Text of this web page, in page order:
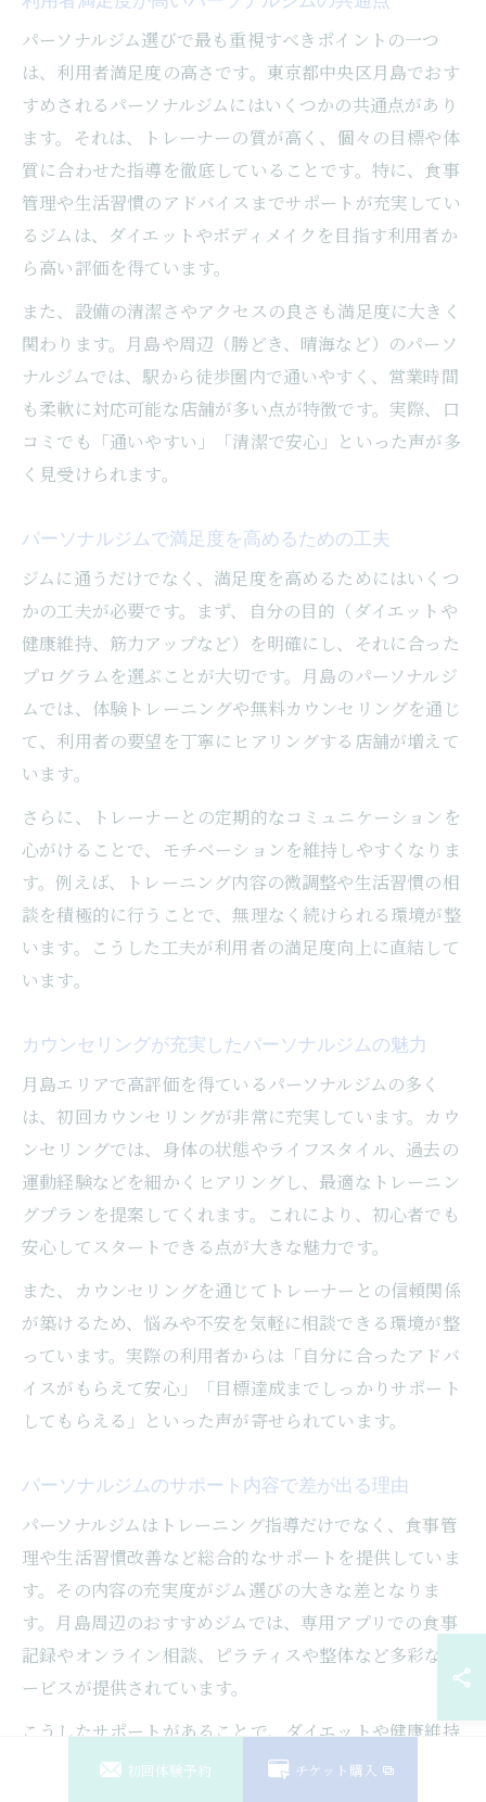
パーソナルジム選びで最も重視すべきポイントの一つ
は、利用者満足度の高さです。東京都中央区月島でおす
すめされるパーソナルジムにはいくつかの共通点があり
ます。それは、トレーナーの質が高く、個々の目標や体
質に合わせた指導を徹底していることです。特に、食事
管理や生活習慣のアドバイスまでサポートが充実してい
るジムは、ダイエットやボディメイクを目指す利用者か
ら高い評価を得ています。
また、設備の清潔さやアクセスの良さも満足度に大きく
関わります。月島や周辺（勝どき、晴海など）のパーソ
ナルジムでは、駅から徒歩圏内で通いやすく、営業時間
も柔軟に対応可能な店舗が多い点が特徴です。実際、口
コミでも「通いやすい」「清潔で安心」といった声が多
く見受けられます。
パーソナルジムで満足度を高めるための工夫
ジムに通うだけでなく、満足度を高めるためにはいくつ
かの工夫が必要です。まず、自分の目的（ダイエットや
健康維持、筋力アップなど）を明確にし、それに合った
プログラムを選ぶことが大切です。月島のパーソナルジ
ムでは、体験トレーニングや無料カウンセリングを通じ
て、利用者の要望を丁寧にヒアリングする店舗が増えて
います。
さらに、トレーナーとの定期的なコミュニケーションを
心がけることで、モチベーションを維持しやすくなりま
す。例えば、トレーニング内容の微調整や生活習慣の相
談を積極的に行うことで、無理なく続けられる環境が整
います。こうした工夫が利用者の満足度向上に直結して
います。
カウンセリングが充実したパーソナルジムの魅力
月島エリアで高評価を得ているパーソナルジムの多く
は、初回カウンセリングが非常に充実しています。カウ
ンセリングでは、身体の状態やライフスタイル、過去の
運動経験などを細かくヒアリングし、最適なトレーニン
グプランを提案してくれます。これにより、初心者でも
安心してスタートできる点が大きな魅力です。
また、カウンセリングを通じてトレーナーとの信頼関係
が築けるため、悩みや不安を気軽に相談できる環境が整
っています。実際の利用者からは「自分に合ったアドバ
イスがもらえて安心」「目標達成までしっかりサポート
してもらえる」といった声が寄せられています。
パーソナルジムのサポート内容で差が出る理由
パーソナルジムはトレーニング指導だけでなく、食事管
理や生活習慣改善など総合的なサポートを提供していま
す。その内容の充実度がジム選びの大きな差となりま
す。月島周辺のおすすめジムでは、専用アプリでの食事
記録やオンライン相談、ピラティスや整体など多彩なサ
ービスが提供されています。
こうしたサポートがあることで、ダイエットや健康維持
を無理なく継続しやすくなります。サポート体制の違い
初回体験予約 チケット購入